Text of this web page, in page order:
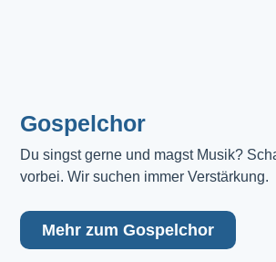
Gospelchor
Du singst gerne und magst Musik?
vorbei. Wir suchen immer Verstärkung.
Mehr zum Gospelchor